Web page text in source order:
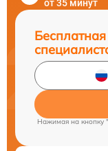
от 35 минут
Нажимая на кнопку